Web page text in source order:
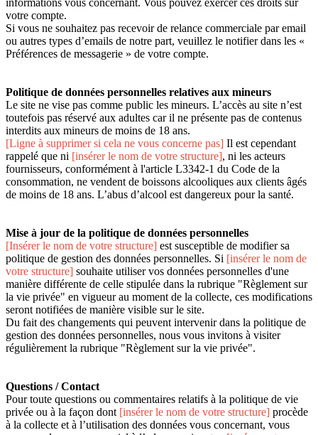
informations vous concernant. Vous pouvez exercer ces droits sur
votre compte.
Si vous ne souhaitez pas recevoir de relance commerciale par email
ou autres types d’emails de notre part, veuillez le notifier dans les «
Préférences de messagerie » de votre compte.
Politique de données personnelles relatives aux mineurs
Le site ne vise pas comme public les mineurs. L’accès au site n’est
toutefois pas réservé aux adultes car il ne présente pas de contenus
interdits aux mineurs de moins de 18 ans.
[Ligne à supprimer si cela ne vous concerne pas] Il est cependant
rappelé que ni [insérer le nom de votre structure], ni les acteurs
fournisseurs, conformément à l'article L3342-1 du Code de la
consommation, ne vendent de boissons alcooliques aux clients âgés
de moins de 18 ans. L’abus d’alcool est dangereux pour la santé.
Mise à jour de la politique de données personnelles
[Insérer le nom de votre structure] est susceptible de modifier sa
politique de gestion des données personnelles. Si [insérer le nom de
votre structure] souhaite utiliser vos données personnelles d'une
manière différente de celle stipulée dans la rubrique "Règlement sur
la vie privée" en vigueur au moment de la collecte, ces modifications
seront notifiées de manière visible sur le site.
Du fait des changements qui peuvent intervenir dans la politique de
gestion des données personnelles, nous vous invitons à visiter
régulièrement la rubrique "Règlement sur la vie privée".
Questions / Contact
Pour toute questions ou commentaires relatifs à la politique de vie
privée ou à la façon dont [insérer le nom de votre structure] procède
à la collecte et à l’utilisation des données vous concernant, vous